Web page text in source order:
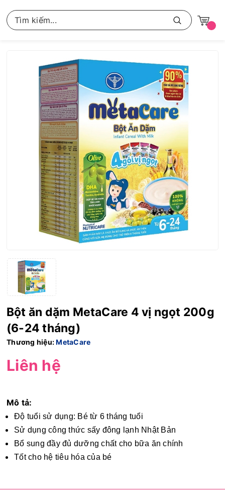
Bột ăn dặm MetaCare 4 vị ngọt 200g
(6-24 tháng)
Thương hiệu:MetaCare
Liên hệ
Mô tả:
Độ tuổi sử dụng: Bé từ 6 tháng tuổi
Sử dụng công thức sấy đông lạnh Nhật Bản
Bổ sung đầy đủ dưỡng chất cho bữa ăn chính
Tốt cho hệ tiêu hóa của bé